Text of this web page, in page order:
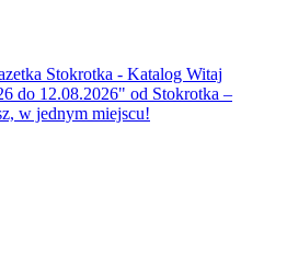
Stokrotka - Katalog Witaj
do 12.08.2026" od Stokrotka –
w jednym miejscu!